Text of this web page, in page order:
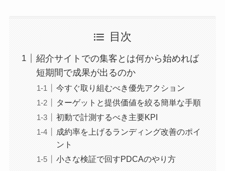
目次
紹介サイトでの集客とは何から始めれば
短期間で成果が出るのか
今すぐ取り組むべき優先アクション
ターゲットと提供価値を絞る簡単な手順
初動で計測するべき主要KPI
成約率を上げるランディング改善のポイ
ント
小さな検証で回すPDCAのやり方